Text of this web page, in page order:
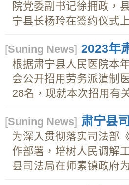
院党委副书记徐拥政，
宁县长杨玲在签约仪式
[Suning News] 2023年
根据肃宁县人民医院本
会公开招用劳务派遣制
28名，现就本次招用有
[Suning News] 肃宁县
为深入贯彻落实司法部
作部署，培树人民调解
县司法局在师素镇政府